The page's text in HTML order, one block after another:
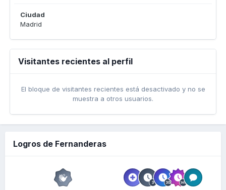
Ciudad
Madrid
Visitantes recientes al perfil
El bloque de visitantes recientes está desactivado y no se
muestra a otros usuarios.
Logros de Fernanderas